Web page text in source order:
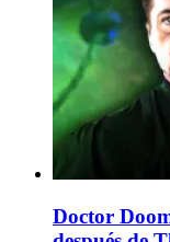
Doctor